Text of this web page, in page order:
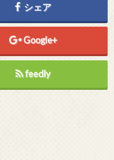
シェア
Google+
feedly